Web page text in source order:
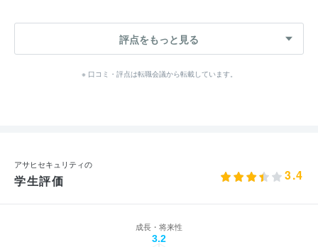
評点をもっと見る
※ 口コミ・評点は転職会議から転載しています。
アサヒセキュリティの
学生評価 3.4
成長・将来性
3.2